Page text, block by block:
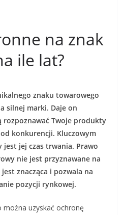
na znak
ile lat?
znaku towarowego
silnej marki. Daje on
rozpoznawać Twoje produkty
konkurencji. Kluczowym
jej czas trwania. Prawo
nie jest przyznawane na
znacząca i pozwala na
pozycji rynkowej.
można uzyskać ochronę